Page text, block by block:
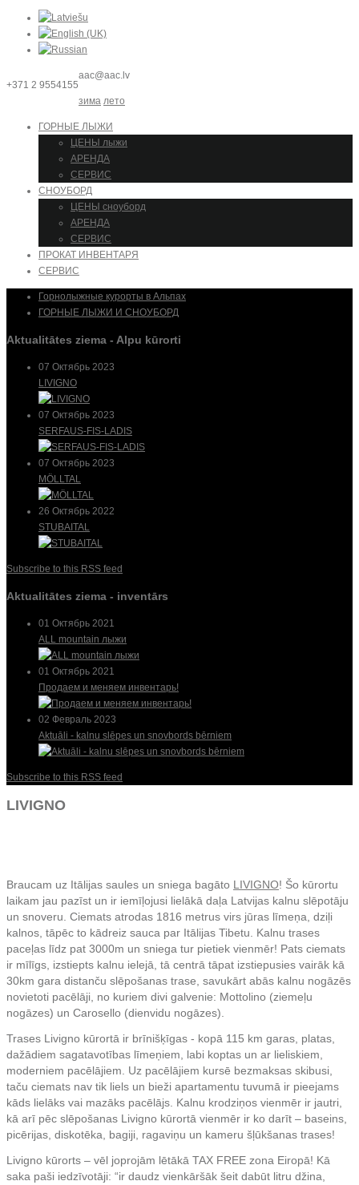
+371 2 9554155
aac@aac.lv
зима лето
ГОРНЫЕ ЛЫЖИ
ЦЕНЫ лыжи
АРЕНДА
СЕРВИС
СНОУБОРД
ЦЕНЫ сноуборд
АРЕНДА
СЕРВИС
ПРОКАТ ИНВЕНТАРЯ
СЕРВИС
Горнолыжные курорты в Альпах
ГОРНЫЕ ЛЫЖИ И СНОУБОРД
Aktualitātes ziema - Alpu kūrorti
07 Октябрь 2023
LIVIGNO
07 Октябрь 2023
SERFAUS-FIS-LADIS
07 Октябрь 2023
MÖLLTAL
26 Октябрь 2022
STUBAITAL
Subscribe to this RSS feed
Aktualitātes ziema - inventārs
01 Октябрь 2021
ALL mountain лыжи
01 Октябрь 2021
Продаем и меняем инвентарь!
02 Февраль 2023
Aktuāli - kalnu slēpes un snovbords bērniem
Subscribe to this RSS feed
LIVIGNO
Braucam uz Itālijas saules un sniega bagāto LIVIGNO! Šo kūrortu
laikam jau pazīst un ir iemīļojusi lielākā daļa Latvijas kalnu slēpotāju
un snoveru. Ciemats atrodas 1816 metrus virs jūras līmeņa, dziļi
kalnos, tāpēc to kādreiz sauca par Itālijas Tibetu. Kalnu trases
paceļas līdz pat 3000m un sniega tur pietiek vienmēr! Pats ciemats
ir mīlīgs, izstiepts kalnu ielejā, tā centrā tāpat izstiepusies vairāk kā
30km gara distanču slēpošanas trase, savukārt abās kalnu nogāzēs
novietoti pacēlāji, no kuriem divi galvenie: Mottolino (ziemeļu
nogāzes) un Carosello (dienvidu nogāzes).
Trases Livigno kūrortā ir brīnišķīgas - kopā 115 km garas, platas,
dažādiem sagatavotības līmeņiem, labi koptas un ar lieliskiem,
moderniem pacēlājiem. Uz pacēlājiem kursē bezmaksas skibusi,
taču ciemats nav tik liels un bieži apartamentu tuvumā ir pieejams
kāds lielāks vai mazāks pacēlājs. Kalnu krodziņos vienmēr ir jautri,
kā arī pēc slēpošanas Livigno kūrortā vienmēr ir ko darīt – baseins,
picērijas, diskotēka, bagiji, ragaviņu un kameru šļūkšanas trases!
Livigno kūrorts – vēl joprojām lētākā TAX FREE zona Eiropā! Kā
saka paši iedzīvotāji: “ir daudz vienkāršāk šeit dabūt litru džina,